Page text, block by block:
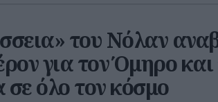
του Νόλαν
για τον Όμηρο και
όλο τον κόσμο